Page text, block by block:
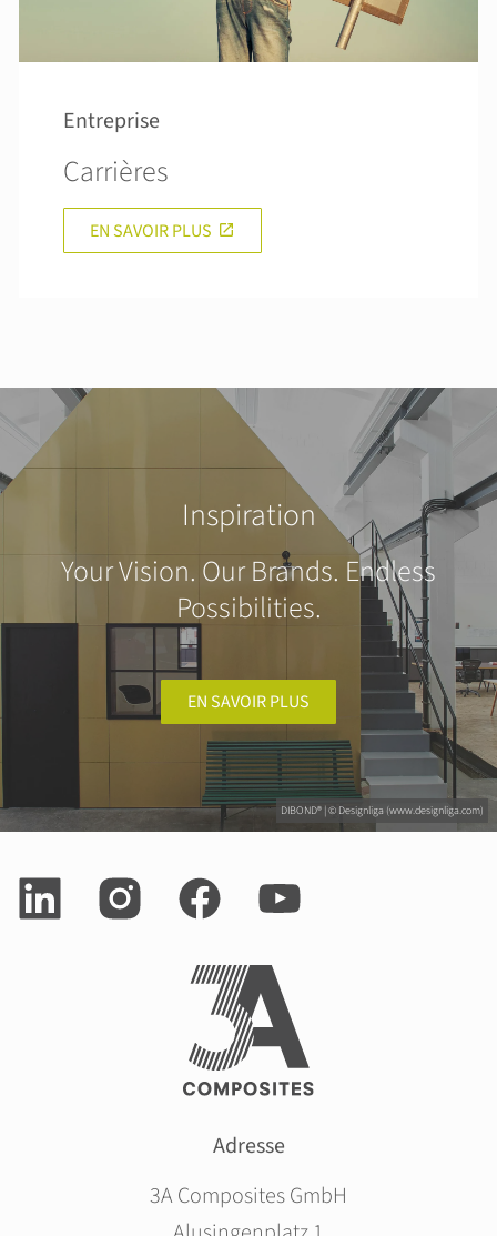
Entreprise
Carrières
EN SAVOIR PLUS
DIBOND® | © Designliga (www.designliga.com)
Inspiration
Your Vision. Our Brands. Endless
Possibilities.
EN SAVOIR PLUS
Adresse
3A Composites GmbH